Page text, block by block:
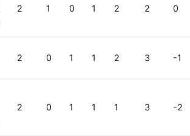
2 1 0 1 2 2 0
2 0 1 1 2 3 -1
2 0 1 1 1 3 -2